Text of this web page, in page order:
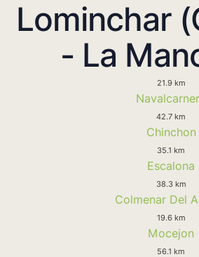
Lominchar
- La
21.9 km
42.7 km
Chinchon
35.1 km
Escalona
38.3 km
Colmenar Del
19.6 km
Mocejon
56.1 km